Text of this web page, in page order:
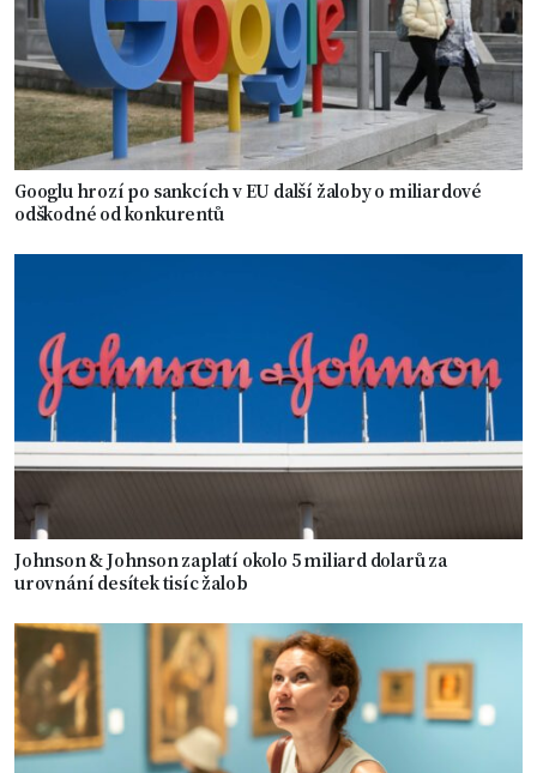
Googlu hrozí po sankcích v EU další žaloby o miliardové
odškodné od konkurentů
Johnson & Johnson zaplatí okolo 5 miliard dolarů za
urovnání desítek tisíc žalob